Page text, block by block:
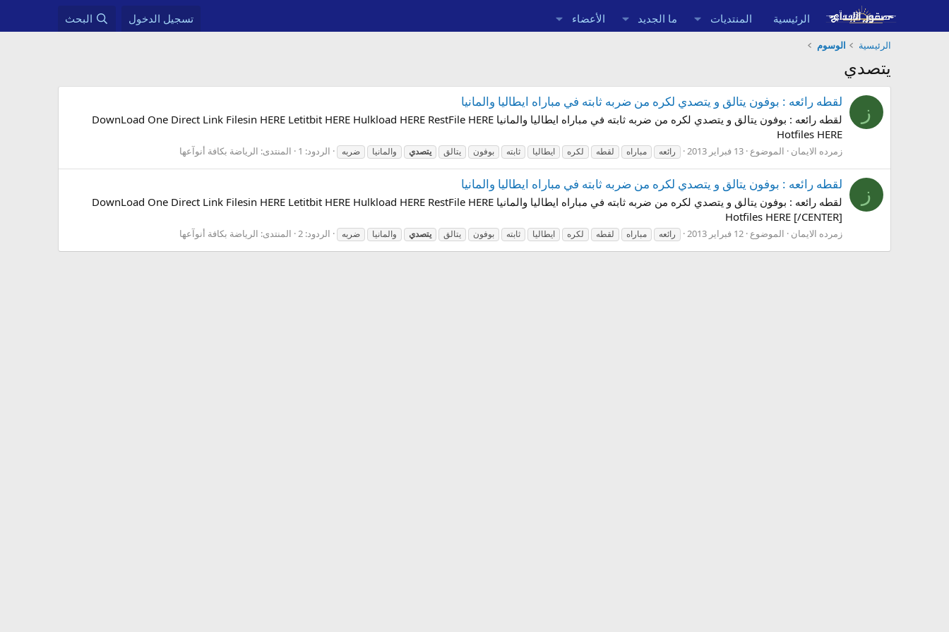
الرئيسية المنتديات ما الجديد الأعضاء تسجيل الدخول البحث
الرئيسية الوسوم
يتصدي
ز لقطه رائعه : بوفون يتالق و يتصدي لكره من ضربه ثابته في مباراه ايطاليا والمانيا
لقطه رائعه : بوفون يتالق و يتصدي لكره من ضربه ثابته في مباراه ايطاليا والمانيا DownLoad One Direct Link Filesin HERE Letitbit HERE Hulkload HERE RestFile HERE
Hotfiles HERE
زمرده الايمان الموضوع 13 فبراير 2013 رائعه مباراه لقطه لكره ايطاليا ثابته بوفون يتالق يتصدي والمانيا ضربه الردود: 1 المنتدى: الرياضة بكافة أنوآعها
ز لقطه رائعه : بوفون يتالق و يتصدي لكره من ضربه ثابته في مباراه ايطاليا والمانيا
لقطه رائعه : بوفون يتالق و يتصدي لكره من ضربه ثابته في مباراه ايطاليا والمانيا DownLoad One Direct Link Filesin HERE Letitbit HERE Hulkload HERE RestFile HERE
Hotfiles HERE [/CENTER]
زمرده الايمان الموضوع 12 فبراير 2013 رائعه مباراه لقطه لكره ايطاليا ثابته بوفون يتالق يتصدي والمانيا ضربه الردود: 2 المنتدى: الرياضة بكافة أنوآعها